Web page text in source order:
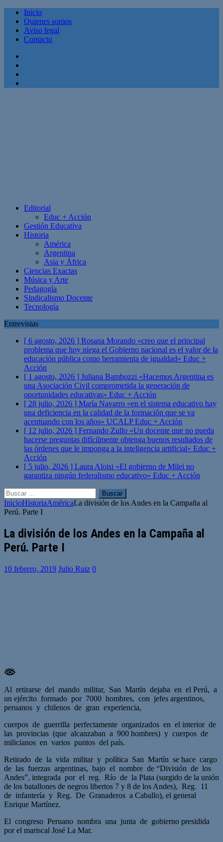
Inicio
Quienes somos
Aviso legal
Contacto
Editorial
Educ + Acción
Gestión Educativa
Historia
América
Argentina
Asia y África
Ciencias Exactas
Música y Arte
Pedagogía
Sindicalismo Docente
Tecnología
Entrevistas
[ 6 agosto, 2026 ] Rosana Morando «creo que el principal
problema que hoy niega el Gobierno nacional es el valor de la
educación pública como herramienta de igualdad» Educ +
Acción
[ 1 agosto, 2026 ] Juliana Bambozzi «Hacemos Argentina es
una Asociación Civil comprometida la generación de
oportunidades educativas» Educ + Acción
[ 28 julio, 2026 ] María Navarro «en el sistema educativo hay
una deficiencia en la calidad de la formación que se va
acentuando con los años» UCALPEduc + Acción
[ 12 julio, 2026 ] Fernando Zullo «Un docente que no pueda
hacerse preguntas difícilmente obtenga buenos resultados de
las órdenes que le imponga a la inteligencia artificial» Educ +
Acción
[ 5 julio, 2026 ] Laura Aloisi «El gobierno de Milei no
garantiza ningún federalismo educativo» Educ + Acción
Buscar:
InicioHistoriaAméricaLa división de los Andes en la Campaña al
Perú. Parte I
La división de los Andes en la Campaña al
Perú. Parte I
10 febrero, 2019 Julio Ruiz 0
Al retirarse del mando militar, San Martín dejaba en el Perú, a
un ejército formado por 7000 hombres, con jefes argentinos,
peruanos y chilenos de gran experiencia,
cuerpos de guerrilla perfectamente organizados en el interior de
las provincias (que alcanzaban a 900 hombres) y cuerpos de
milicianos en varios puntos del país.
Retirado de la vida militar y política San Martín se hace cargo
de las fuerzas argentinas, bajo el nombre de “División de los
Andes”, integrada por el reg. Río de la Plata (surgido de la unión
de los batallones de negros libertos 7 y 8 de los Andes), Reg. 11
de infantería y Reg. De Granaderos a Caballo), el general
Enrique Martínez.
El congreso Peruano nombra una junta de gobierno presidida
por el mariscal José La Mar.